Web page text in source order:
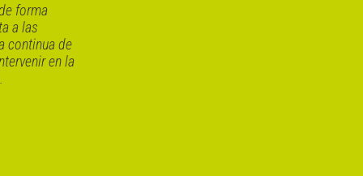
forma
a las
continua de
en la